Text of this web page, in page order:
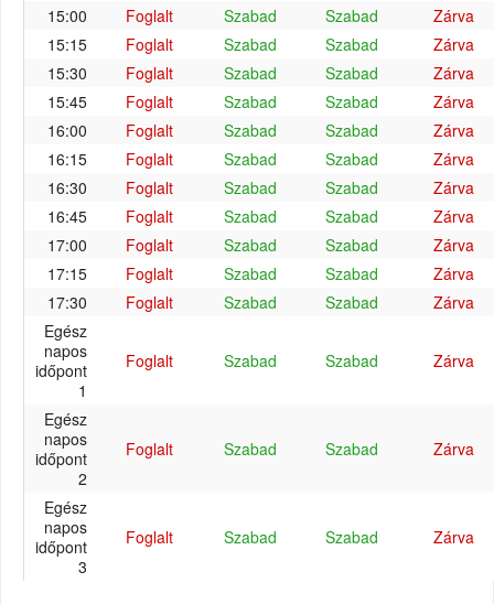
15:00
Foglalt Szabad Szabad
Zárva
15:15
Foglalt Szabad Szabad
Zárva
15:30
Foglalt Szabad Szabad
Zárva
15:45
Foglalt Szabad Szabad
Zárva
16:00
Foglalt Szabad Szabad
Zárva
16:15
Foglalt Szabad Szabad
Zárva
16:30
Foglalt Szabad Szabad
Zárva
16:45
Foglalt Szabad Szabad
Zárva
17:00
Foglalt Szabad Szabad
Zárva
17:15
Foglalt Szabad Szabad
Zárva
17:30
Foglalt Szabad Szabad
Zárva
Egész
napos
időpont
1
Foglalt Szabad Szabad Zárva
Egész
napos
időpont
2
Foglalt Szabad Szabad Zárva
Egész
napos
időpont
3
Foglalt Szabad Szabad Zárva